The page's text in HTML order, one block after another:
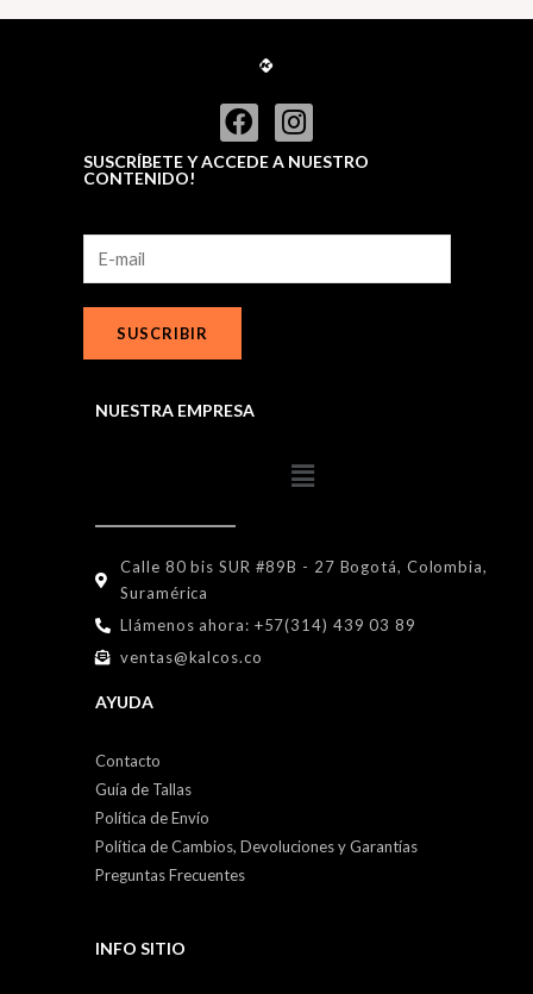
SUSCRÍBETE Y ACCEDE A NUESTRO
CONTENIDO!
SUSCRIBIR
NUESTRA EMPRESA
Calle 80 bis SUR #89B - 27 Bogotá, Colombia,
Suramérica
Llámenos ahora: +57(314) 439 03 89
ventas@kalcos.co
AYUDA
Contacto
Guía de Tallas
Política de Envío
Política de Cambios, Devoluciones y Garantías
Preguntas Frecuentes
INFO SITIO